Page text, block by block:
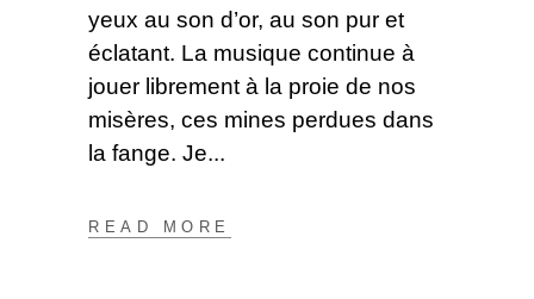
yeux au son d’or, au son pur et
éclatant. La musique continue à
jouer librement à la proie de nos
misères, ces mines perdues dans
la fange. Je
READ MORE